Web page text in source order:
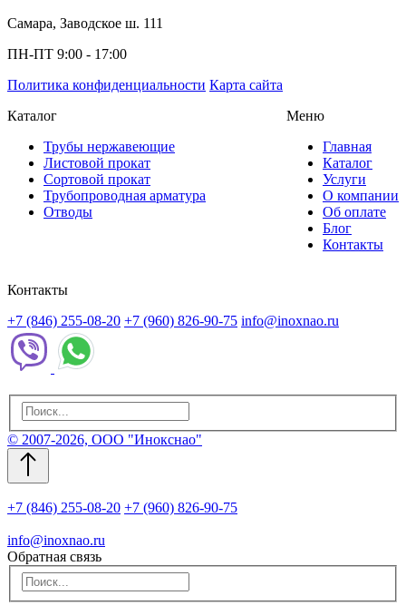
Самара, Заводское ш. 111
ПН-ПТ 9:00 - 17:00
Политика конфиденциальности Карта сайта
Каталог
Трубы нержавеющие
Листовой прокат
Сортовой прокат
Трубопроводная арматура
Отводы
Меню
Главная
Каталог
Услуги
О компании
Об оплате
Блог
Контакты
Контакты
+7 (846) 255-08-20 +7 (960) 826-90-75 info@inoxnao.ru
© 2007-2026, ООО "Инокснао"
+7 (846) 255-08-20 +7 (960) 826-90-75
info@inoxnao.ru
Обратная связь